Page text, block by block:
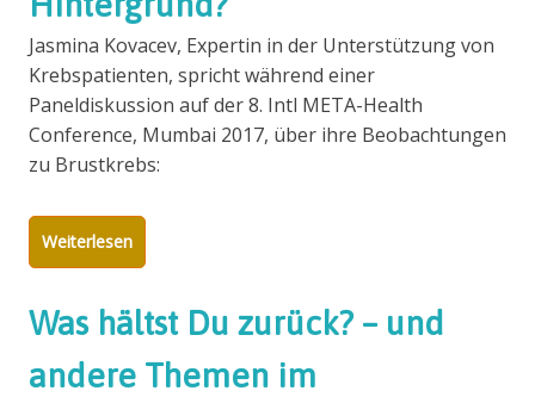
Jasmina Kovacev, Expertin in der Unterstützung von
Krebspatienten, spricht während einer
Paneldiskussion auf der 8. Intl META-Health
Conference, Mumbai 2017, über ihre Beobachtungen
zu Brustkrebs:
Weiterlesen
Was hältst Du zurück? – und
andere Themen im